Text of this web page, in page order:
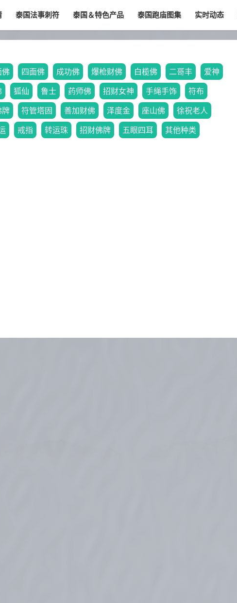
泰国法事刺符 泰国＆特色产品 泰国跑庙图集 实时动态
佛 四面佛 成功佛 爆枪财佛 白榄佛 二哥丰
爱神
狐仙 鲁士 药师佛 招财女神 手绳手饰
符布
牌 符管塔固 善加财佛 泽度金 座山佛
徐祝老人
戒指 转运珠 招财佛牌 五眼四耳 其他种类